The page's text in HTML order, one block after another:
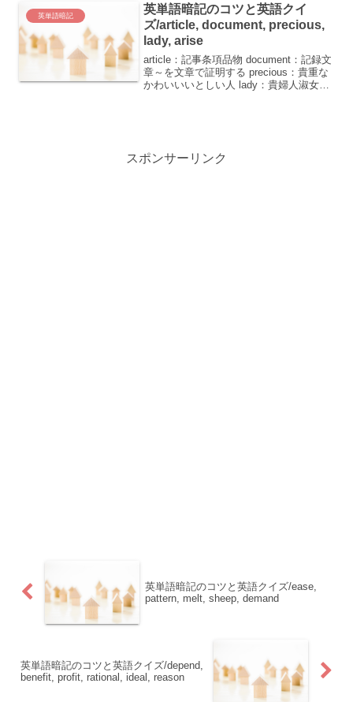
英単語暗記
英単語暗記のコツと英語クイ
ズ/article, document, precious,
lady, arise
article：記事条項品物 document：記録文
章～を文章で証明する precious：貴重な
かわいいいとしい人 lady：貴婦人淑女
スポンサーリンク
英単語暗記のコツと英語クイズ/ease,
pattern, melt, sheep, demand
英単語暗記のコツと英語クイズ/depend,
benefit, profit, rational, ideal, reason